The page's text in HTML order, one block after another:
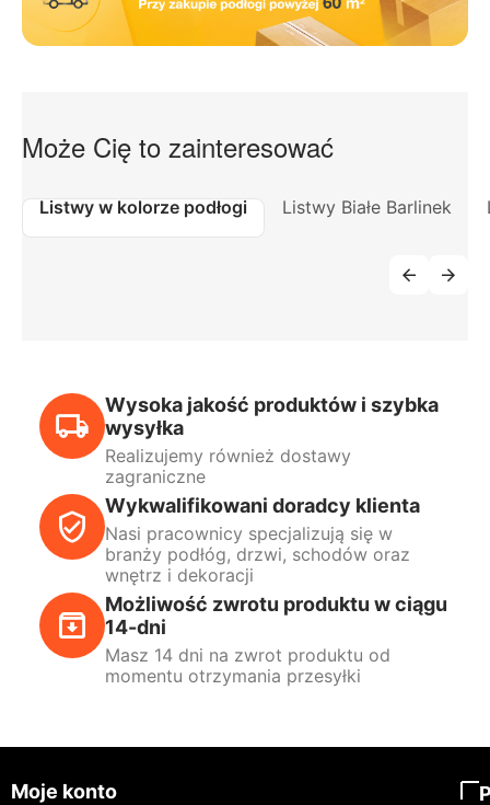
Może Cię to zainteresować
Listwy w kolorze podłogi Listwy Białe Barlinek
Wysoka jakość produktów i szybka
wysyłka
Realizujemy również dostawy
zagraniczne
Wykwalifikowani doradcy klienta
Nasi pracownicy specjalizują się w
branży podłóg, drzwi, schodów oraz
wnętrz i dekoracji
Możliwość zwrotu produktu w ciągu
14-dni
Masz 14 dni na zwrot produktu od
momentu otrzymania przesyłki
Moje konto